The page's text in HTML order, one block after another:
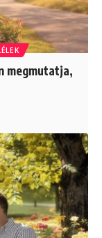
megmutatja,